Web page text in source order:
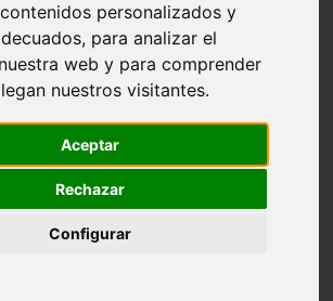
personalizados y
para analizar el
web y para comprender
nuestros visitantes.
Aceptar
Rechazar
Configurar
de-santa-maría
san-vicente